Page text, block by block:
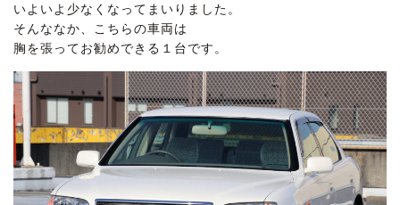
いよいよ少なくなってまいりました。
そんななか、こちらの車両は
胸を張ってお勧めできる１台です。